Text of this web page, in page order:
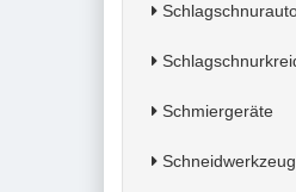
Schmiergeräte